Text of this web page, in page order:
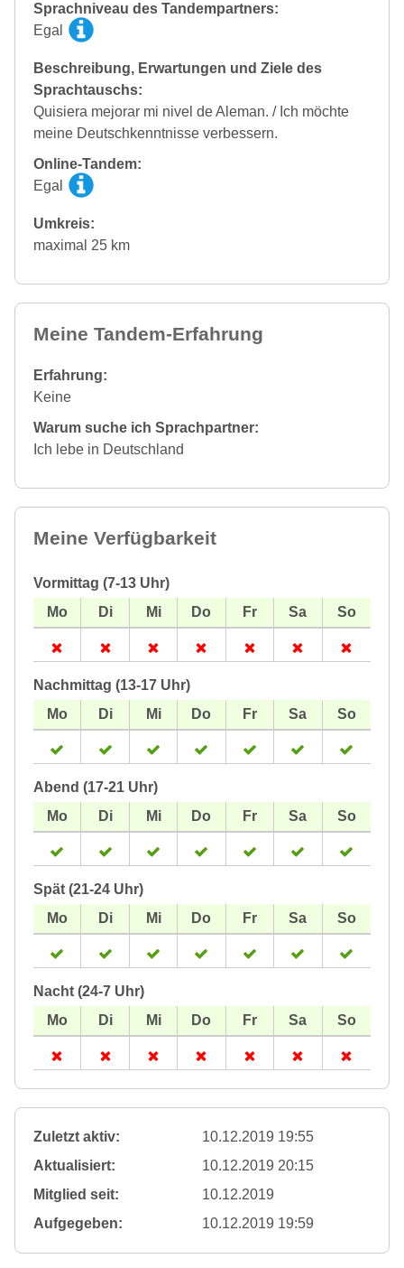
Sprachniveau des Tandempartners:
Egal
Beschreibung, Erwartungen und Ziele des
Sprachtauschs:
Quisiera mejorar mi nivel de Aleman. / Ich möchte
meine Deutschkenntnisse verbessern.
Online-Tandem:
Egal
Umkreis:
maximal 25 km
Meine Tandem-Erfahrung
Erfahrung:
Keine
Warum suche ich Sprachpartner:
Ich lebe in Deutschland
Meine Verfügbarkeit
Vormittag (7-13 Uhr)
Nachmittag (13-17 Uhr)
Abend (17-21 Uhr)
Spät (21-24 Uhr)
Nacht (24-7 Uhr)
Zuletzt aktiv:
10.12.2019 19:55
Aktualisiert:
10.12.2019 20:15
Mitglied seit:
10.12.2019
Aufgegeben:
10.12.2019 19:59